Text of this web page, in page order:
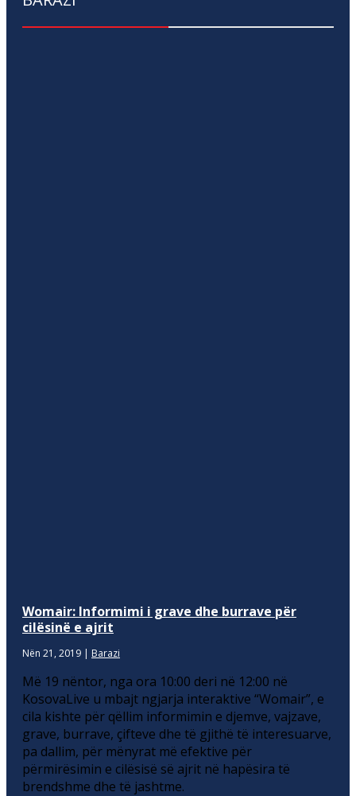
Womair: Informimi i grave dhe burrave për
cilësinë e ajrit
Nën 21, 2019 | Barazi
Më 19 nëntor, nga ora 10:00 deri në 12:00 në
KosovaLive u mbajt ngjarja interaktive “Womair”, e
cila kishte për qëllim informimin e djemve, vajzave,
grave, burrave, çifteve dhe të gjithë të interesuarve,
pa dallim, për mënyrat më efektive për
përmirësimin e cilësisë së ajrit në hapësira të
brendshme dhe të jashtme.